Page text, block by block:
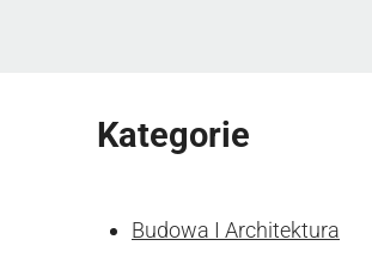
Kategorie
Budowa I Architektura